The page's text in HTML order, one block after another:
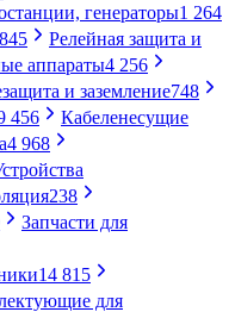
генераторы1 264
Релейная защита и
аппараты4 256
и заземление748
456
Кабеленесущие
4 968
238
Запчасти для
14 815
для